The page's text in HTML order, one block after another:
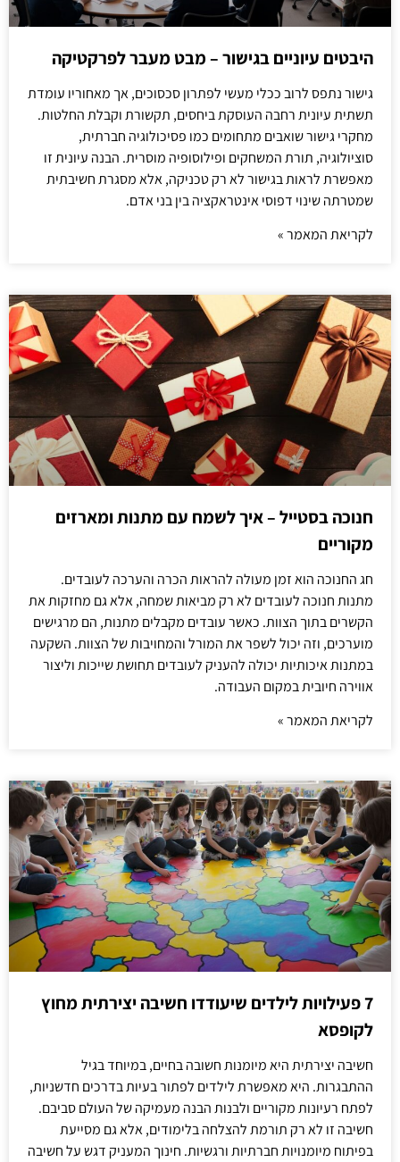
היבטים עיוניים בגישור – מבט מעבר לפרקטיקה
גישור נתפס לרוב ככלי מעשי לפתרון סכסוכים, אך מאחוריו עומדת
תשתית עיונית רחבה העוסקת ביחסים, תקשורת וקבלת החלטות.
מחקרי גישור שואבים מתחומים כמו פסיכולוגיה חברתית,
סוציולוגיה, תורת המשחקים ופילוסופיה מוסרית. הבנה עיונית זו
מאפשרת לראות בגישור לא רק טכניקה, אלא מסגרת חשיבתית
שמטרתה שינוי דפוסי אינטראקציה בין בני אדם.
לקריאת המאמר »
חנוכה בסטייל – איך לשמח עם מתנות ומארזים
מקוריים
חג החנוכה הוא זמן מעולה להראות הכרה והערכה לעובדים.
מתנות חנוכה לעובדים לא רק מביאות שמחה, אלא גם מחזקות את
הקשרים בתוך הצוות. כאשר עובדים מקבלים מתנות, הם מרגישים
מוערכים, וזה יכול לשפר את המורל והמחויבות של הצוות. השקעה
במתנות איכותיות יכולה להעניק לעובדים תחושת שייכות וליצור
אווירה חיובית במקום העבודה.
לקריאת המאמר »
7 פעילויות לילדים שיעודדו חשיבה יצירתית מחוץ
לקופסא
חשיבה יצירתית היא מיומנות חשובה בחיים, במיוחד בגיל
ההתבגרות. היא מאפשרת לילדים לפתור בעיות בדרכים חדשניות,
לפתח רעיונות מקוריים ולבנות הבנה מעמיקה של העולם סביבם.
חשיבה זו לא רק תורמת להצלחה בלימודים, אלא גם מסייעת
בפיתוח מיומנויות חברתיות ורגשיות. חינוך המעניק דגש על חשיבה